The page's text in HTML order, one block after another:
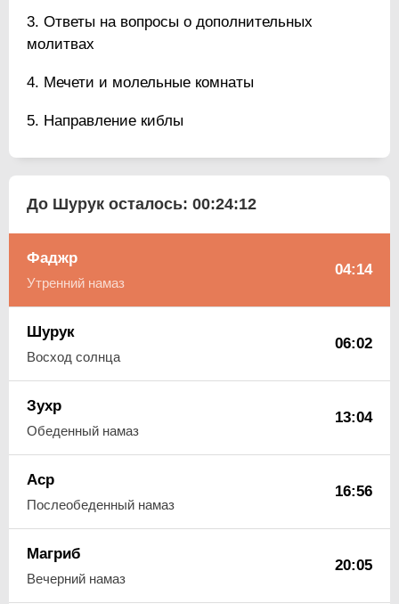
Ответы на вопросы о дополнительных
молитвах
Мечети и молельные комнаты
Направление киблы
До Шурук осталось: 00:24:11
Фаджр
Утренний намаз
04:14
Шурук
Восход солнца
06:02
Зухр
Обеденный намаз
13:04
Аср
Послеобеденный намаз
16:56
Магриб
Вечерний намаз
20:05